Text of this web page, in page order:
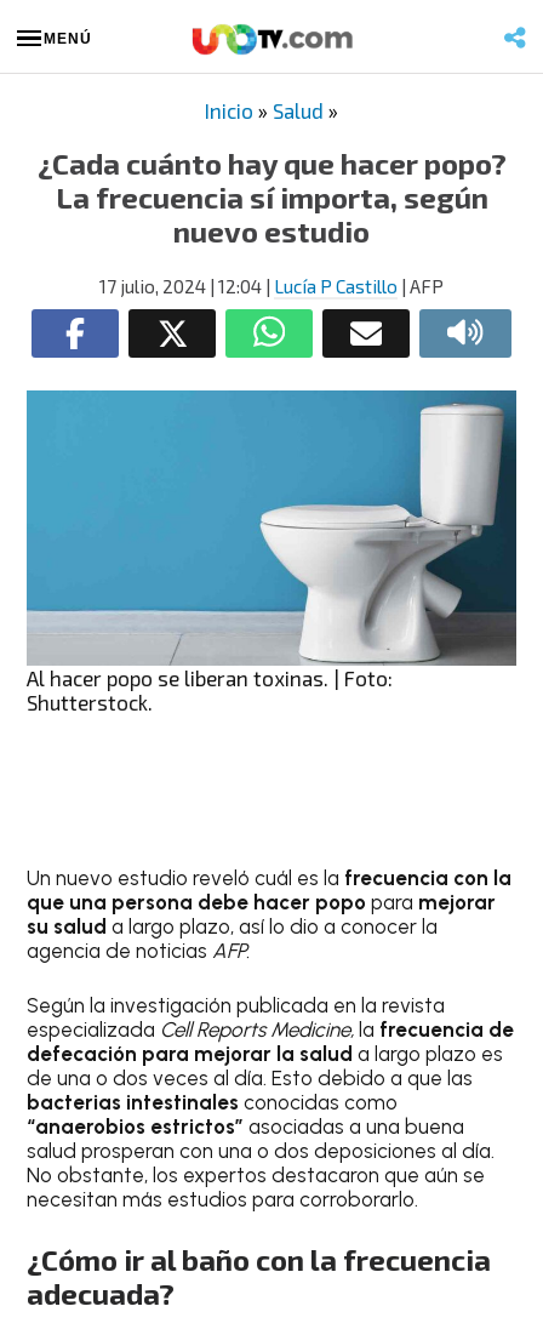
MENÚ
Inicio » Salud »
¿Cada cuánto hay que hacer popo?
La frecuencia sí importa, según
nuevo estudio
17 julio, 2024 | 12:04 | Lucía P Castillo | AFP
Al hacer popo se liberan toxinas. | Foto:
Shutterstock.
Un nuevo estudio reveló cuál es la frecuencia con la
que una persona debe hacer popo para mejorar
su saluda largo plazo, así lo dio a conocer la
agencia de noticias AFP.
Según la investigación publicada en la revista
especializada Cell Reports Medicine, la frecuencia de
defecación para mejorar la saluda largo plazo es
de una o dos veces al día. Esto debido a que las
bacterias intestinalesconocidas como
“anaerobios estrictos” asociadas a una buena
salud prosperan con una o dos deposiciones al día.
No obstante, los expertos destacaron que aún se
necesitan más estudios para corroborarlo.
¿Cómo ir al baño con la frecuencia
adecuada?